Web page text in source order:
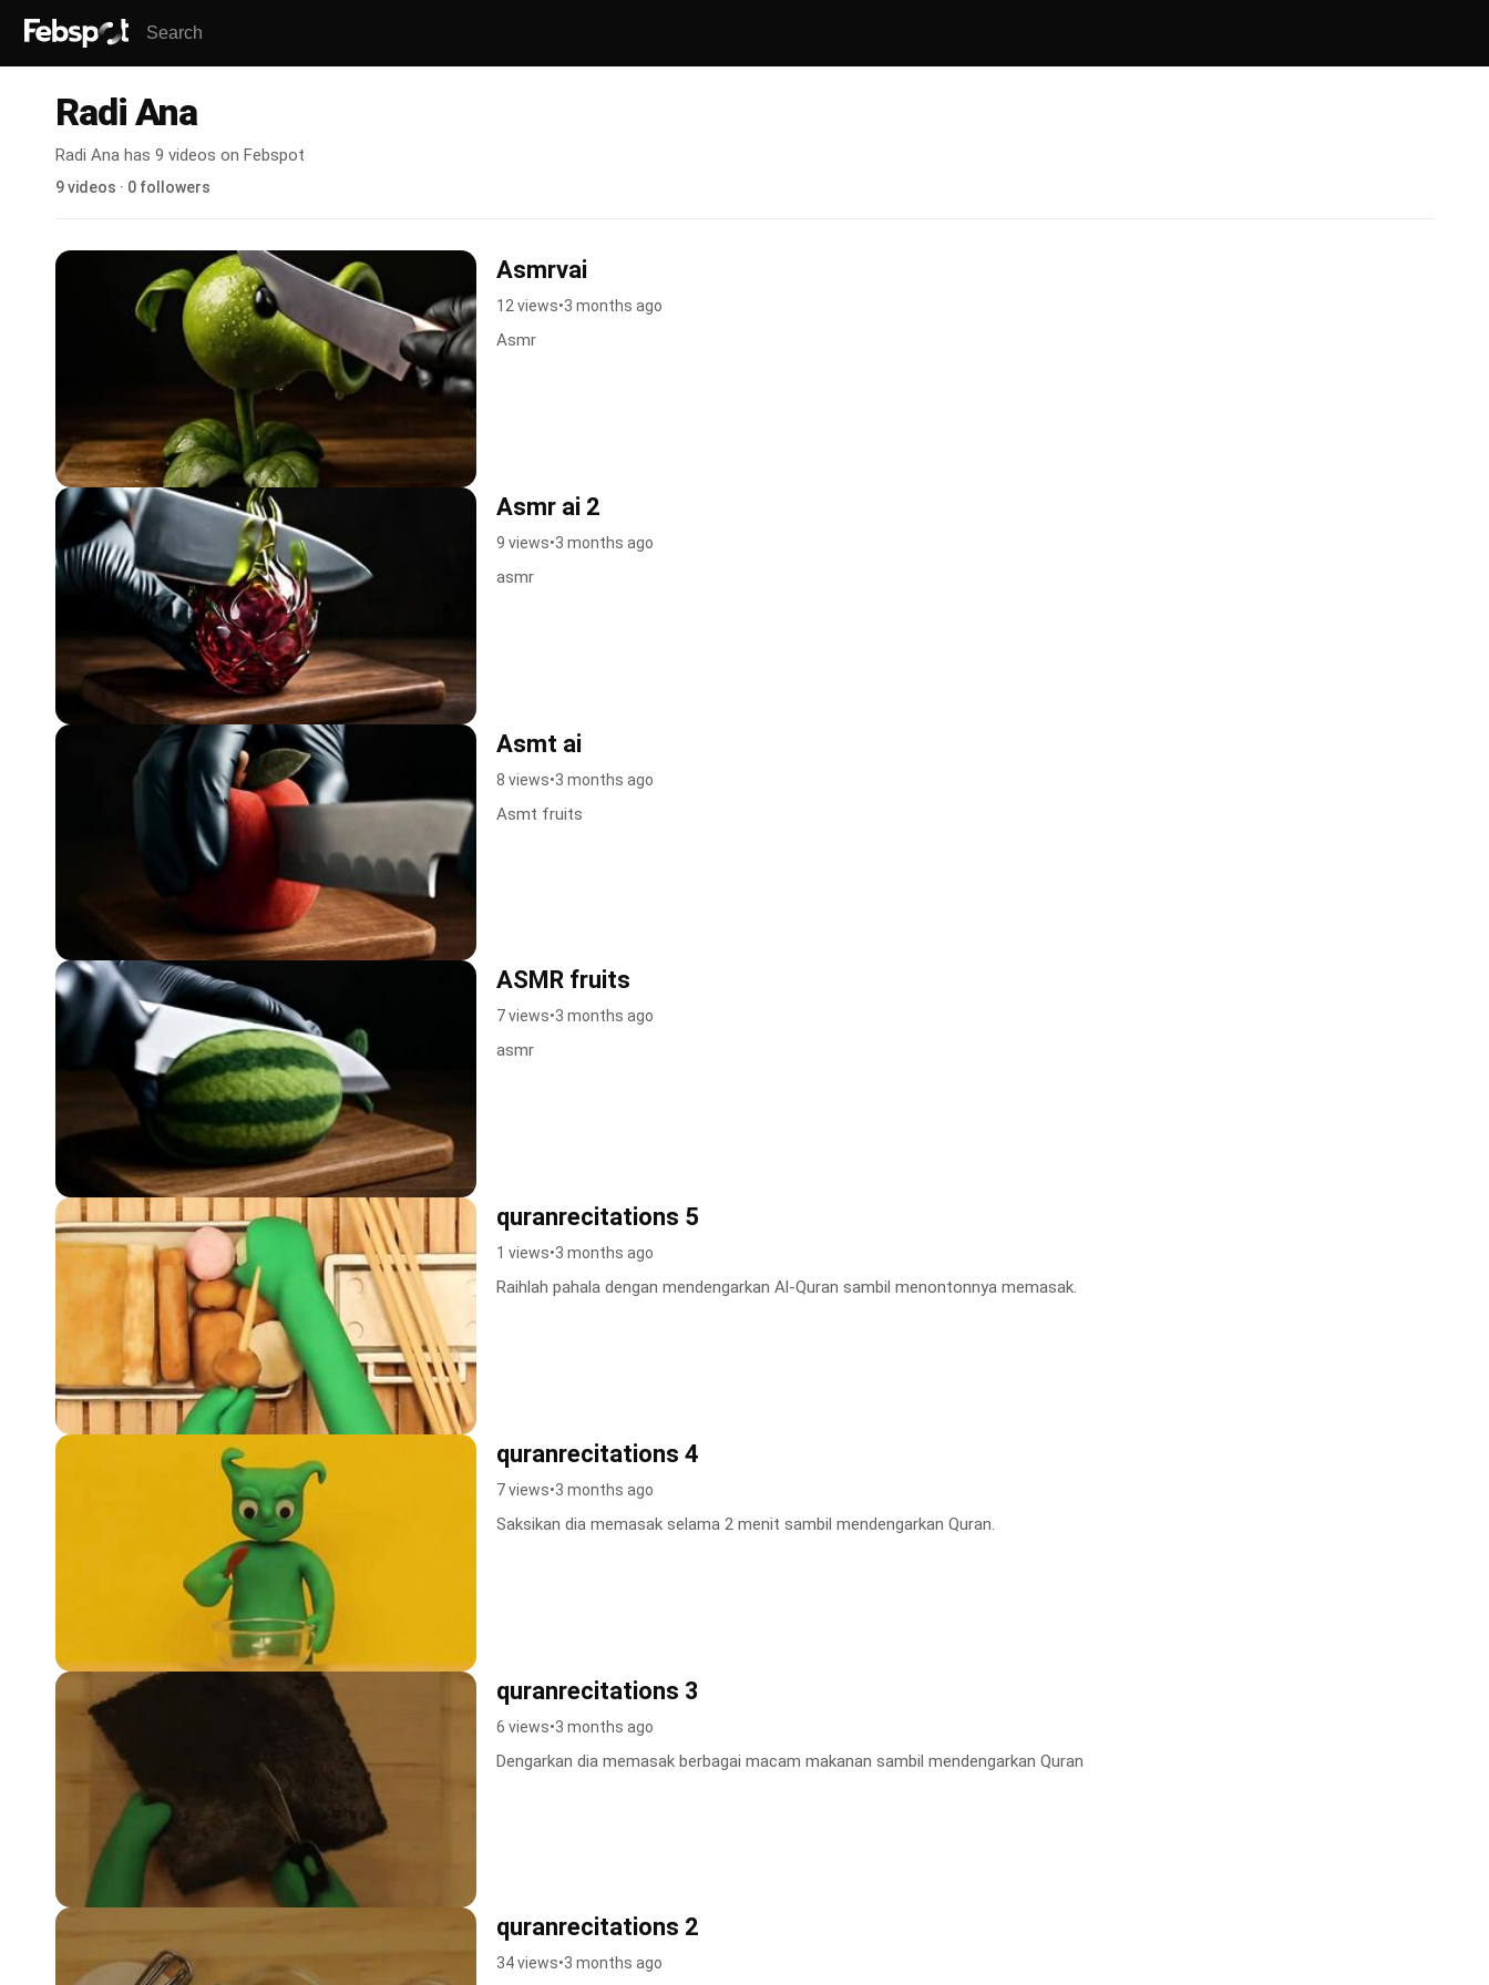
Radi Ana
Radi Ana has 9 videos on Febspot
9 videos · 0 followers
Asmrvai
12 views•3 months ago
Asmr
Asmr ai 2
9 views•3 months ago
asmr
Asmt ai
8 views•3 months ago
Asmt fruits
ASMR fruits
7 views•3 months ago
asmr
quranrecitations 5
1 views•3 months ago
Raihlah pahala dengan mendengarkan Al-Quran sambil menontonnya memasak.
quranrecitations 4
7 views•3 months ago
Saksikan dia memasak selama 2 menit sambil mendengarkan Quran.
quranrecitations 3
6 views•3 months ago
Dengarkan dia memasak berbagai macam makanan sambil mendengarkan Quran
quranrecitations 2
34 views•3 months ago